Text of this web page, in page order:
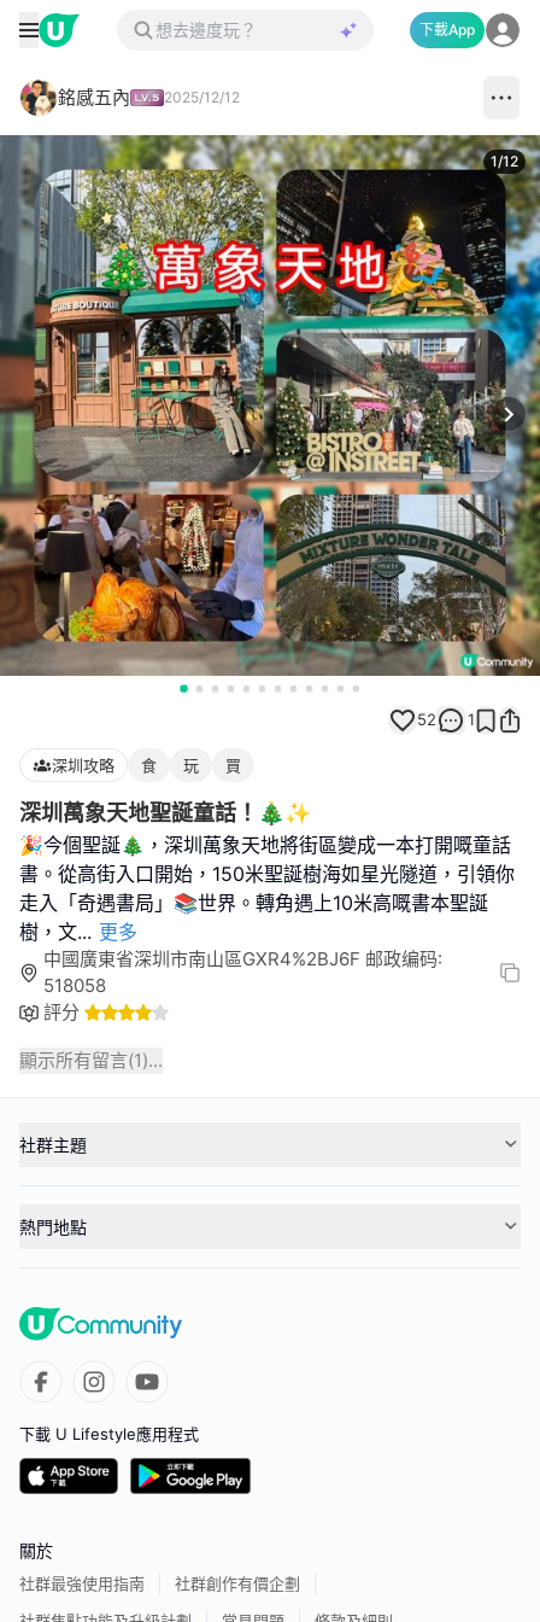
下載App
銘感五內 2025/12/12
1/12
52 1
深圳攻略 食 玩 買
深圳萬象天地聖誕童話！🎄✨
🎉今個聖誕🎄，深圳萬象天地將街區變成一本打開嘅童話
書。從高街入口開始，150米聖誕樹海如星光隧道，引領你
走入「奇遇書局」📚世界。轉角遇上10米高嘅書本聖誕
樹，文... 更多
中國廣東省深圳市南山區GXR4%2BJ6F 邮政编码:
518058
評分
顯示所有留言(1)...
社群主題
熱門地點
下載 U Lifestyle應用程式
關於
社群最強使用指南
社群創作有價企劃